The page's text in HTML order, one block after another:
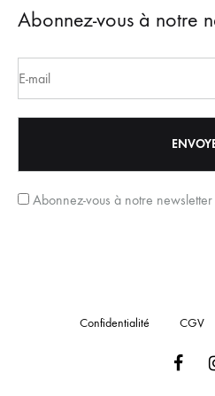
Abonnez-vous à notre
Abonnez-vous à notre newsletter
Confidentialité CGV